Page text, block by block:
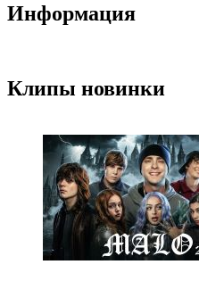
Информация
Клипы новинки